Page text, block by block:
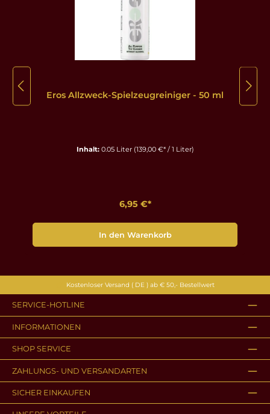
Eros Allzweck-Spielzeugreiniger - 50 ml
Inhalt: 0.05 Liter (139,00 €* / 1 Liter)
6,95 €*
In den Warenkorb
Kostenloser Versand ( DE ) ab € 50,- Bestellwert
SERVICE-HOTLINE
INFORMATIONEN
SHOP SERVICE
ZAHLUNGS- UND VERSANDARTEN
SICHER EINKAUFEN